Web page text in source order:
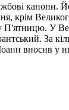
канони.
крім
У
За
вносив у